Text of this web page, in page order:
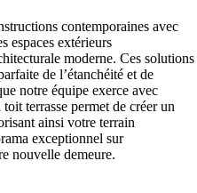
contemporaines avec
espaces extérieurs
moderne. Ces solutions
de l’étanchéité et de
notre équipe exerce avec
terrasse permet de créer un
ainsi votre terrain
exceptionnel sur
nouvelle demeure.